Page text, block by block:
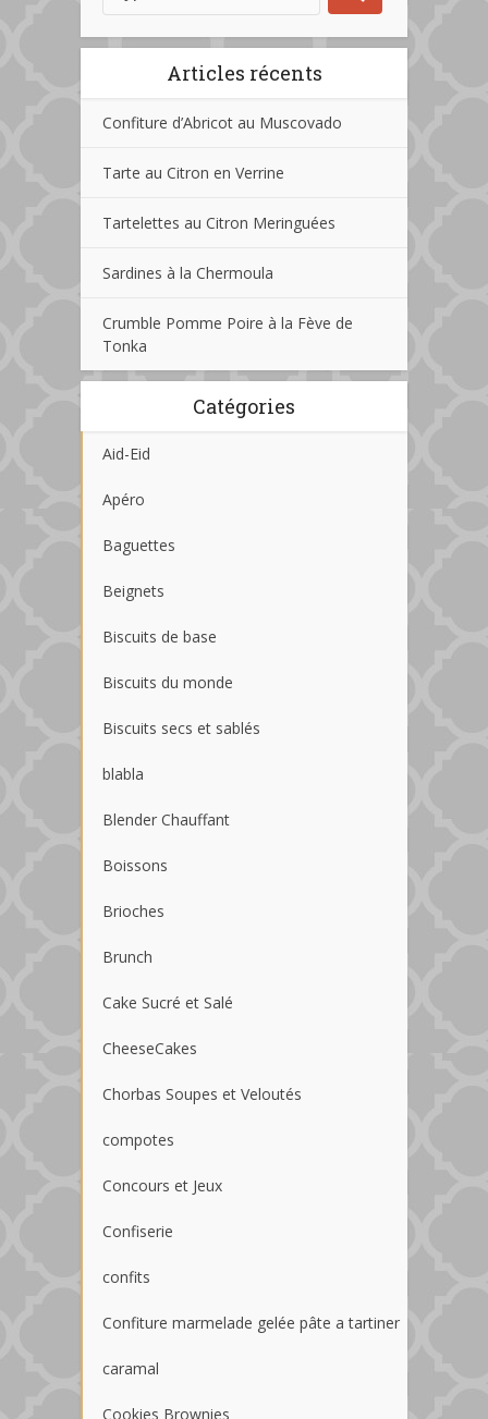
Articles récents
Confiture d’Abricot au Muscovado
Tarte au Citron en Verrine
Tartelettes au Citron Meringuées
Sardines à la Chermoula
Crumble Pomme Poire à la Fève de
Tonka
Catégories
Aid-Eid
Apéro
Baguettes
Beignets
Biscuits de base
Biscuits du monde
Biscuits secs et sablés
blabla
Blender Chauffant
Boissons
Brioches
Brunch
Cake Sucré et Salé
CheeseCakes
Chorbas Soupes et Veloutés
compotes
Concours et Jeux
Confiserie
confits
Confiture marmelade gelée pâte a tartiner
caramal
Cookies Brownies